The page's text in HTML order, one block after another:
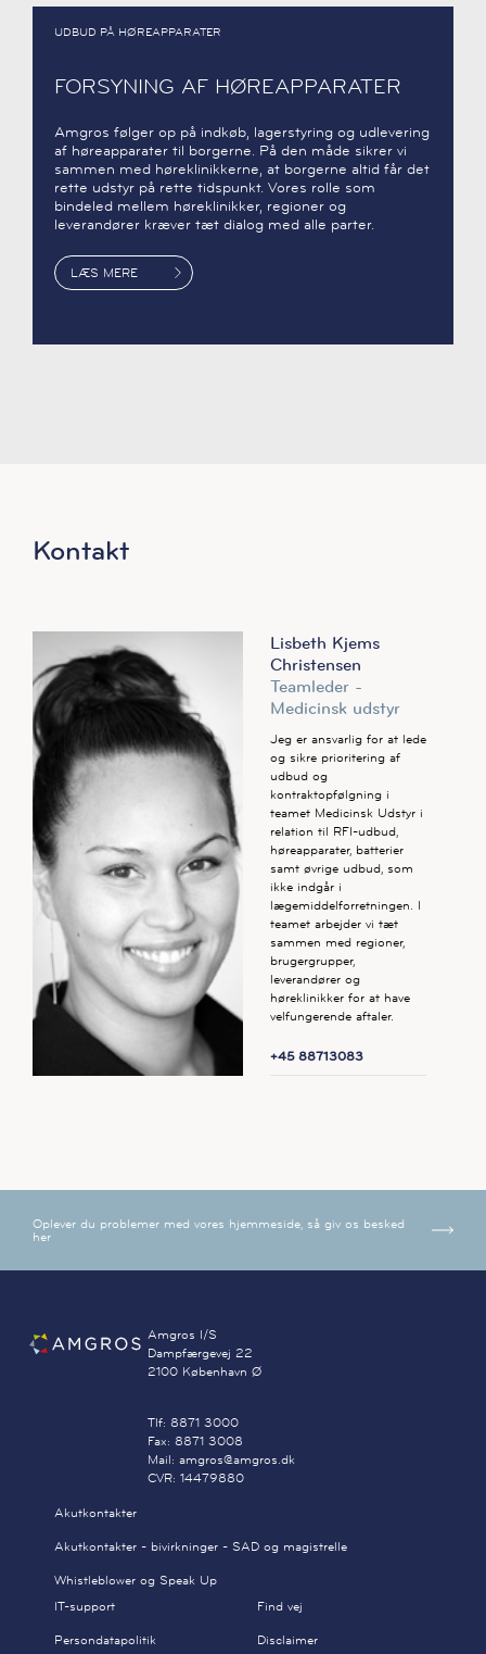
UDBUD PÅ HØREAPPARATER
FORSYNING AF HØREAPPARATER
Amgros følger op på indkøb, lagerstyring og udlevering
af høreapparater til borgerne. På den måde sikrer vi
sammen med høreklinikkerne, at borgerne altid får det
rette udstyr på rette tidspunkt. Vores rolle som
bindeled mellem høreklinikker, regioner og
leverandører kræver tæt dialog med alle parter.
LÆS MERE
Kontakt
Lisbeth Kjems
Christensen
Teamleder -
Medicinsk udstyr
Jeg er ansvarlig for at lede
og sikre prioritering af
udbud og
kontraktopfølgning i
teamet Medicinsk Udstyr i
relation til RFI-udbud,
høreapparater, batterier
samt øvrige udbud, som
ikke indgår i
lægemiddelforretningen. I
teamet arbejder vi tæt
sammen med regioner,
brugergrupper,
leverandører og
høreklinikker for at have
velfungerende aftaler.
+45 88713083
Oplever du problemer med vores hjemmeside, så giv os besked
her
Amgros I/S
Dampfærgevej 22
2100 København Ø
Tlf: 8871 3000
Fax: 8871 3008
Mail: amgros@amgros.dk
CVR: 14479880
Akutkontakter
Akutkontakter - bivirkninger - SAD og magistrelle
Whistleblower og Speak Up
IT-support
Persondatapolitik
Find vej
Disclaimer